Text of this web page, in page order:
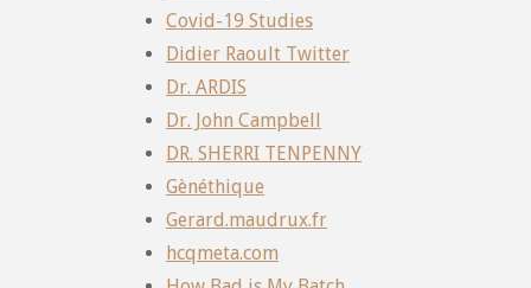
Covid-19 Studies
Didier Raoult Twitter
Dr. ARDIS
Dr. John Campbell
DR. SHERRI TENPENNY
Gènéthique
Gerard.maudrux.fr
hcqmeta.com